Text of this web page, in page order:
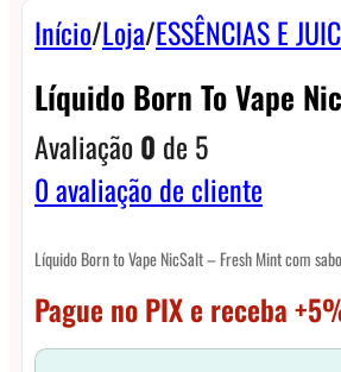
Início/Loja/ESSÊNCIAS E
Líquido Born To Vape
Avaliação0 de 5
0avaliação de cliente
Líquido Born to Vape NicSalt – Fresh Mint com
Pague no PIX e receba